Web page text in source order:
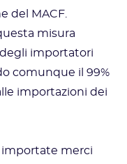
del MACF.
misura
importatori
comunque il 99%
importazioni dei
importate merci